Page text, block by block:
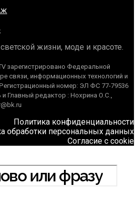
жизни, моде и красоте.
зарегистрировано Федеральной
связи, информационных технологий и
номер: ЭЛ ФС 77-79536
и Главный редактор : Нохрина О.С.,
Политика конфиденциальности
обработки персональных данных
Согласие с cookie